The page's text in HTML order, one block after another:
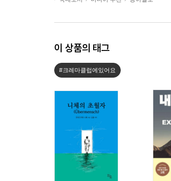
이 상품의 태그
#크레마클럽에있어요